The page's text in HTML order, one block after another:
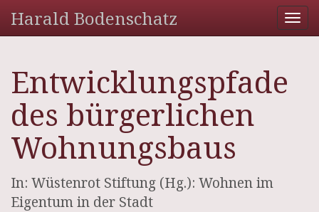
Harald Bodenschatz
Entwicklungspfade
des bürgerlichen
Wohnungsbaus
In: Wüstenrot Stiftung (Hg.): Wohnen im
Eigentum in der Stadt